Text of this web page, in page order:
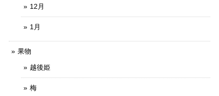
12月
1月
果物
越後姫
梅